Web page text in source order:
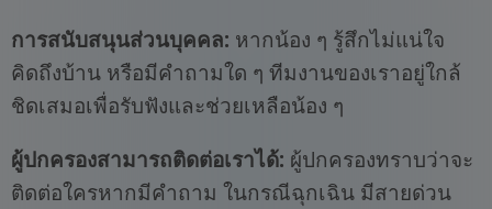
การสนับสนุนส่วนบุคคล: หากน้อง ๆ รู้สึกไม่แน่ใจ
คิดถึงบ้าน หรือมีคำถามใด ๆ ทีมงานของเราอยู่ใกล้
ชิดเสมอเพื่อรับฟังและช่วยเหลือน้อง ๆ
ผู้ปกครองสามารถติดต่อเราได้: ผู้ปกครองทราบว่าจะ
ติดต่อใครหากมีคำถาม ในกรณีฉุกเฉิน มีสายด่วน